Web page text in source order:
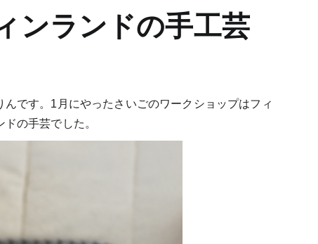
ンランドの手工芸
です。1月にやったさいごのワークショップはフィ
の手芸でした。